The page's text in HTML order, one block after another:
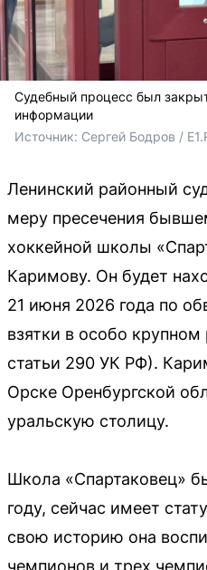
Судебный процесс был
информации
Источник: Сергей Бодров /
Ленинский районный
меру пресечения
хоккейной школы
Каримову. Он будет
21 июня 2026 года по
взятки в особо
статьи 290 УК РФ).
Орске Оренбургской
уральскую столицу.
Школа «Спартаковец»
году, сейчас имеет
свою историю она
чемпионов и трех